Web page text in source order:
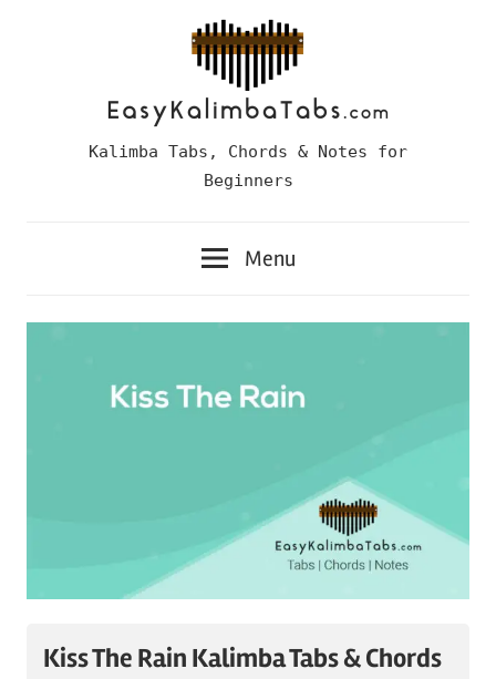
EasyKalimba Tabs, Chords & Notes for
Beginners
Menu
Kiss The Rain Kalimba Tabs & Chords